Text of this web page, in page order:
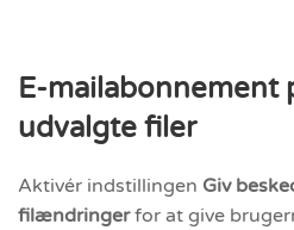
E-mailabonnement
udvalgte filer
Aktivér indstillingen Giv
filændringerfor at give